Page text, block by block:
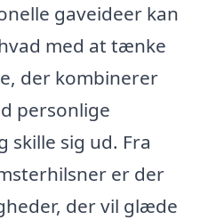
gaveideer kan
med at tænke
der kombinerer
personlige
skille sig ud. Fra
er der
der vil glæde